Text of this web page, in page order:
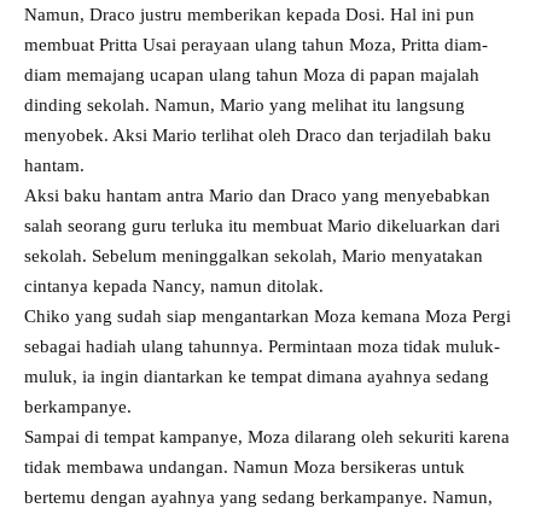
Namun, Draco justru memberikan kepada Dosi. Hal ini pun
membuat Pritta Usai perayaan ulang tahun Moza, Pritta diam-
diam memajang ucapan ulang tahun Moza di papan majalah
dinding sekolah. Namun, Mario yang melihat itu langsung
menyobek. Aksi Mario terlihat oleh Draco dan terjadilah baku
hantam.
Aksi baku hantam antra Mario dan Draco yang menyebabkan
salah seorang guru terluka itu membuat Mario dikeluarkan dari
sekolah. Sebelum meninggalkan sekolah, Mario menyatakan
cintanya kepada Nancy, namun ditolak.
Chiko yang sudah siap mengantarkan Moza kemana Moza Pergi
sebagai hadiah ulang tahunnya. Permintaan moza tidak muluk-
muluk, ia ingin diantarkan ke tempat dimana ayahnya sedang
berkampanye.
Sampai di tempat kampanye, Moza dilarang oleh sekuriti karena
tidak membawa undangan. Namun Moza bersikeras untuk
bertemu dengan ayahnya yang sedang berkampanye. Namun,